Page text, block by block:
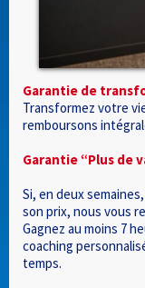
Garantie de
Transformez votre
remboursons
Garantie “Plus de
Si, en deux
son prix, nous vous
Gagnez au moins 7
coaching
temps.